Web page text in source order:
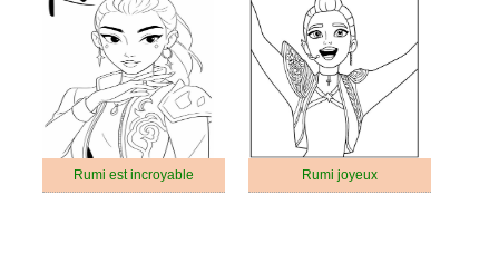
Rumi est incroyable Rumi joyeux